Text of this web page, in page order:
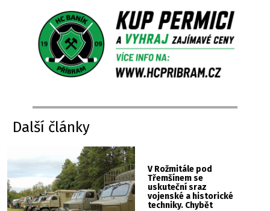
Další články
V Rožmitále pod
Třemšínem se
uskuteční sraz
vojenské a historické
techniky. Chybět